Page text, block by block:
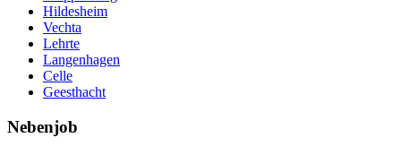
Hildesheim
Vechta
Lehrte
Langenhagen
Celle
Geesthacht
Nebenjob